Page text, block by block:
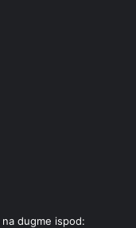
dugme ispod: